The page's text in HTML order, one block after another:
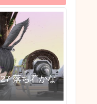
落ち着かな